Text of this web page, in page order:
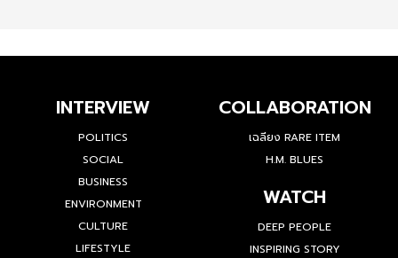
INTERVIEW
POLITICS
SOCIAL
BUSINESS
ENVIRONMENT
CULTURE
LIFESTYLE
COLLABORATION
เฉลียง RARE ITEM
H.M. BLUES
WATCH
DEEP PEOPLE
INSPIRING STORY